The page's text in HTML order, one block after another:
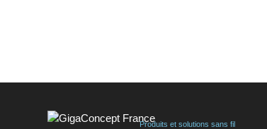
Produits et solutions sans fil